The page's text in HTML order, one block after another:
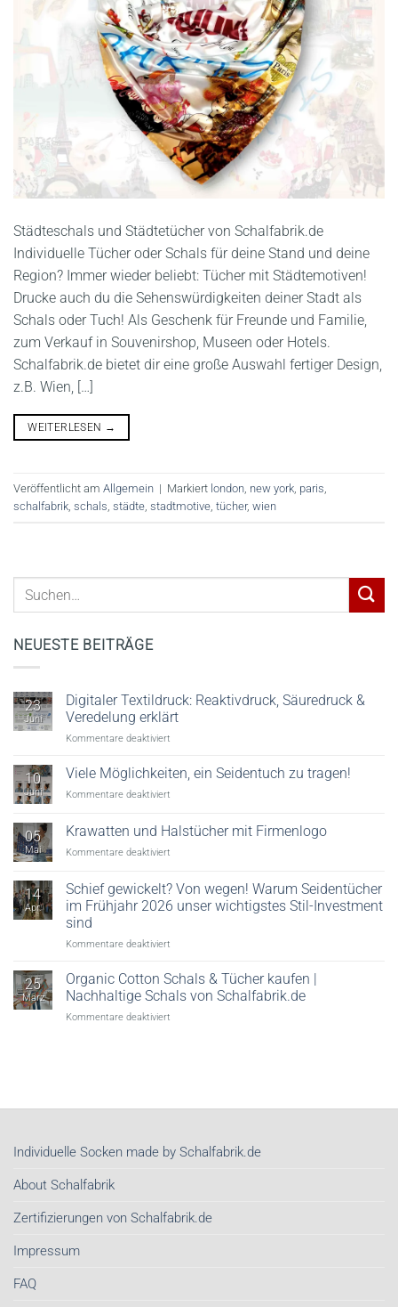
Städteschals und Städtetücher von Schalfabrik.de
Individuelle Tücher oder Schals für deine Stand und deine
Region? Immer wieder beliebt: Tücher mit Städtemotiven!
Drucke auch du die Sehenswürdigkeiten deiner Stadt als
Schals oder Tuch! Als Geschenk für Freunde und Familie,
zum Verkauf in Souvenirshop, Museen oder Hotels.
Schalfabrik.de bietet dir eine große Auswahl fertiger Design,
z.B. Wien, […]
WEITERLESEN →
Veröffentlicht am Allgemein | Markiert london new york paris
schalfabrik schals städte stadtmotive tücher, wien
NEUESTE BEITRÄGE
23
Juni
Digitaler Textildruck: Reaktivdruck, Säuredruck &
Veredelung erklärt
Kommentare deaktiviert
Textildruck:
Reaktivdruck,
Veredelung
10
Juni
Viele Möglichkeiten, ein Seidentuch zu tragen!
Kommentare deaktiviert
Möglichkeiten,
ein
tragen!
05
Mai
Krawatten und Halstücher mit Firmenlogo
Kommentare deaktiviert
und
Halstücher
mit
14
Apr.
Schief gewickelt? Von wegen! Warum Seidentücher
im Frühjahr 2026 unser wichtigstes Stil-Investment
sind
Kommentare deaktiviert
gewickelt?
Von
wegen!
wichtigstes
sind
25
März
Organic Cotton Schals & Tücher kaufen |
Nachhaltige Schals von Schalfabrik.de
Kommentare deaktiviert
kaufen
Schals
Individuelle Socken made by Schalfabrik.de
About Schalfabrik
Zertifizierungen von Schalfabrik.de
Impressum
FAQ